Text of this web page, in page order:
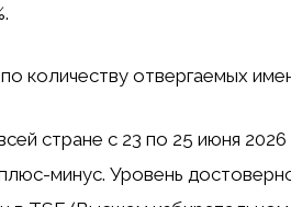
количеству отвергаемых
стране с 23 по 25 июня
минус. Уровень